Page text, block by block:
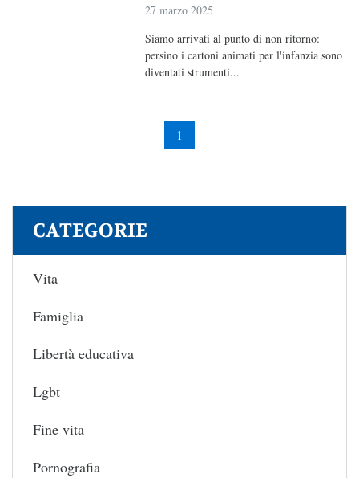
27 marzo 2025
Siamo arrivati al punto di non ritorno:
persino i cartoni animati per l'infanzia sono
diventati strumenti...
1
CATEGORIE
Vita
Famiglia
Libertà educativa
Lgbt
Fine vita
Pornografia